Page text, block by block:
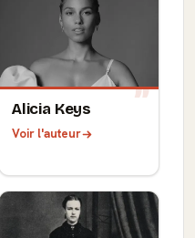
Alicia Keys
Voir l'auteur